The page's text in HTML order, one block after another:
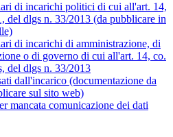
di incarichi politici di cui all'art. 14,
del dlgs n. 33/2013 (da pubblicare in
di incarichi di amministrazione, di
o di governo di cui all'art. 14, co.
del dlgs n. 33/2013
dall'incarico (documentazione da
sul sito web)
mancata comunicazione dei dati